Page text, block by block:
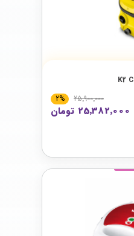
25٬900٬000
2%
25٬382٬000 تومان